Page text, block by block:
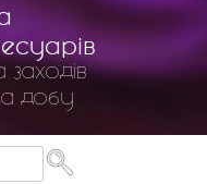
заходів
добу